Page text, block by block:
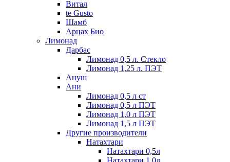
Витал
te Gusto
Шамб
Арцах Био
Лимонад
Дарбас
Лимонад 0,5 л. Стекло
Лимонад 1,25 л. ПЭТ
Ануш
Ани
Лимонад 0,5 л ст
Лимонад 0,5 л ПЭТ
Лимонад 1,0 л ПЭТ
Лимонад 1,5 л ПЭТ
Другие производители
Натахтари
Натахтари 0,5л
Натахтари 1,0л